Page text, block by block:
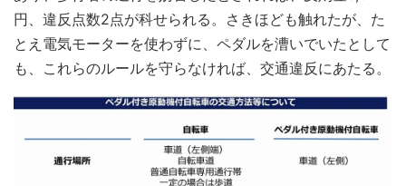
円、違反点数2点が科せられる。さきほども触れたが、た
とえ電気モーターを使わずに、ペダルを漕いでいたとして
も、これらのルールを守らなければ、交通違反にあたる。